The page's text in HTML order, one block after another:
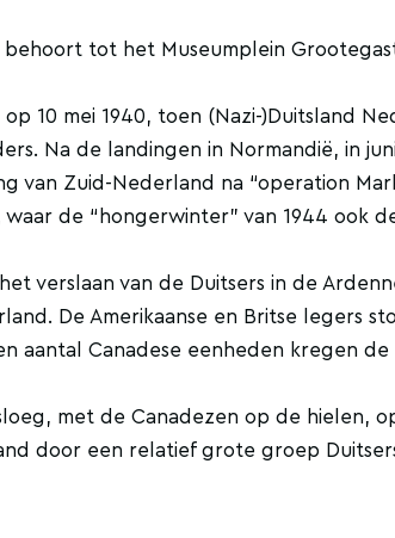
behoort tot het Museumplein
10 mei 1940, toen (Nazi-)Duitsland
Na de landingen in Normandië, in
van Zuid-Nederland na “operation
de “hongerwinter” van 1944 ook
het verslaan van de Duitsers in de
De Amerikaanse en Britse legers
aantal Canadese eenheden kregen
met de Canadezen op de hielen,
door een relatief grote groep